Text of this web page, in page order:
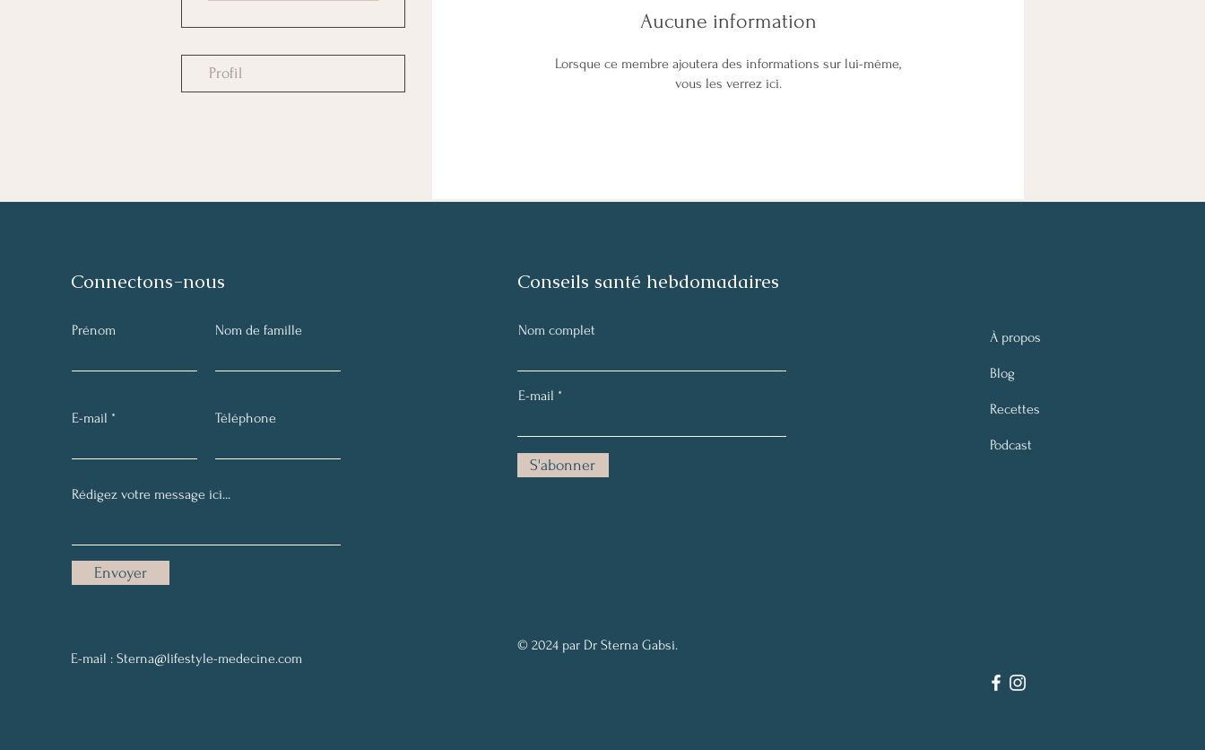
Aucune information
Lorsque ce membre ajoutera des informations sur lui-même,
vous les verrez ici.
Profil
Connectons-nous
Prénom Nom de famille
E-mail Téléphone
Envoyer
E-mail : Sterna@lifestyle-medecine.com
Conseils santé hebdomadaires
Nom complet
E-mail
S'abonner
© 2024 par Dr Sterna Gabsi.
À propos
Blog
Recettes
Podcast